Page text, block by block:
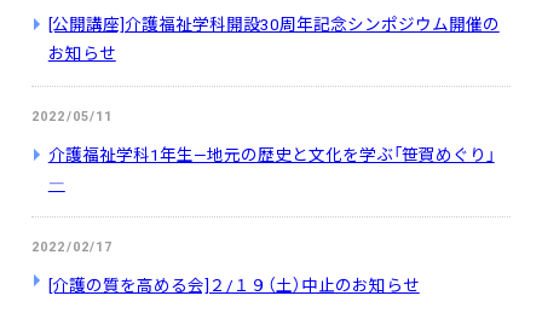
[公開講座]介護福祉学科開設30周年記念シンポジウム開催の
お知らせ
2022/05/11
介護福祉学科1年生—地元の歴史と文化を学ぶ「笹賀めぐり」
―
2022/02/17
[介護の質を高める会]２/１９（土）中止のお知らせ